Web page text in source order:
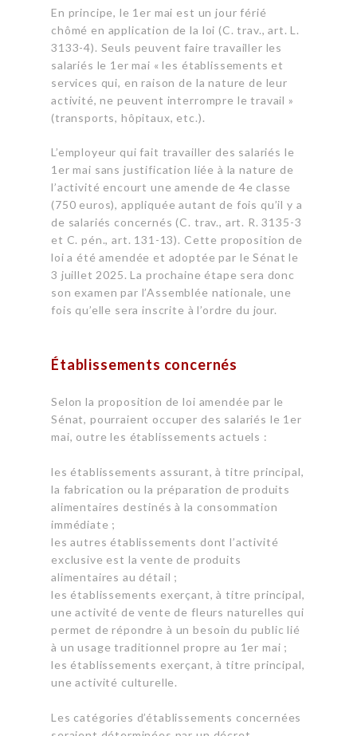
En principe, le 1er mai est un jour férié
chômé en application de la loi (C. trav., art. L.
3133-4). Seuls peuvent faire travailler les
salariés le 1er mai « les établissements et
services qui, en raison de la nature de leur
activité, ne peuvent interrompre le travail »
(transports, hôpitaux, etc.).
L’employeur qui fait travailler des salariés le
1er mai sans justification liée à la nature de
l’activité encourt une amende de 4e classe
(750 euros), appliquée autant de fois qu’il y a
de salariés concernés (C. trav., art. R. 3135-3
et C. pén., art. 131-13). Cette proposition de
loi a été amendée et adoptée par le Sénat le
3 juillet 2025. La prochaine étape sera donc
son examen par l’Assemblée nationale, une
fois qu’elle sera inscrite à l’ordre du jour.
Établissements concernés
Selon la proposition de loi amendée par le
Sénat, pourraient occuper des salariés le 1er
mai, outre les établissements actuels :
les établissements assurant, à titre principal,
la fabrication ou la préparation de produits
alimentaires destinés à la consommation
immédiate ;
les autres établissements dont l’activité
exclusive est la vente de produits
alimentaires au détail ;
les établissements exerçant, à titre principal,
une activité de vente de fleurs naturelles qui
permet de répondre à un besoin du public lié
à un usage traditionnel propre au 1er mai ;
les établissements exerçant, à titre principal,
une activité culturelle.
Les catégories d’établissements concernées